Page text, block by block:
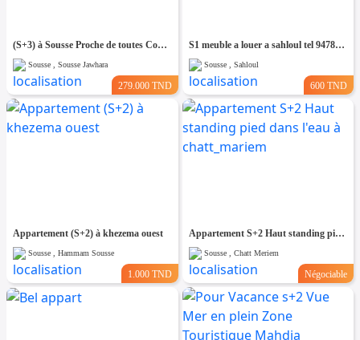
(S+3) à Sousse Proche de toutes Commodités
Sousse , Sousse Jawhara
279.000 TND
S1 meuble a louer a sahloul tel 94788011
Sousse , Sahloul
600 TND
Appartement (S+2) à khezema ouest
Sousse , Hammam Sousse
1.000 TND
Appartement S+2 Haut standing pied dans l'eau à chatt_mariem
Sousse , Chatt Meriem
Négociable